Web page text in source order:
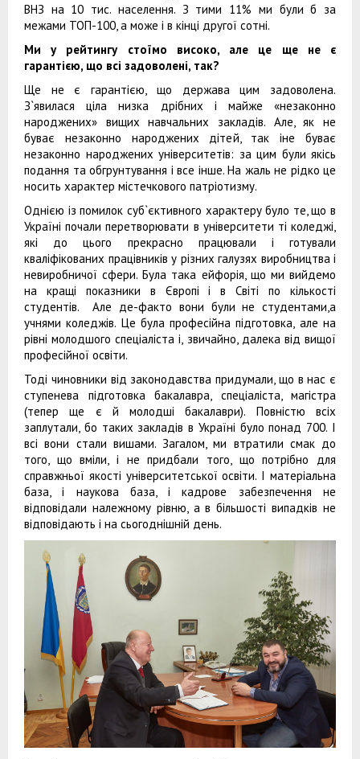
ВНЗ на 10 тис. населення. З тими 11% ми були б за
межами ТОП-100, а може і в кінці другої сотні.
Ми у рейтингу стоїмо високо, але це ще не є
гарантією, що всі задоволені, так?
Ще не є гарантією, що держава цим задоволена.
З`явилася ціла низка дрібних і майже «незаконно
народжених» вищих навчальних закладів. Але, як не
буває незаконно народжених дітей, так іне буває
незаконно народжених університетів: за цим були якісь
подання та обгрунтування і все інше. На жаль не рідко це
носить характер містечкового патріотизму.
Однією із помилок суб`єктивного характеру було те, що в
Україні почали перетворювати в університети ті коледжі,
які до цього прекрасно працювали і готували
кваліфікованих працівників у різних галузях виробництва і
невиробничої сфери. Була така ейфорія, що ми вийдемо
на кращі показники в Європі і в Світі по кількості
студентів. Але де-факто вони були не студентами,а
учнями коледжів. Це була професійна підготовка, але на
рівні молодшого спеціаліста і, звичайно, далека від вищої
професійної освіти.
Тоді чиновники від законодавства придумали, що в нас є
ступенева підготовка бакалавра, спеціаліста, магістра
(тепер ще є й молодші бакалаври). Повністю всіх
заплутали, бо таких закладів в Україні було понад 700. І
всі вони стали вишами. Загалом, ми втратили смак до
того, що вміли, і не придбали того, що потрібно для
справжньої якості університетської освіти. І матеріальна
база, і наукова база, і кадрове забезпечення не
відповідали належному рівню, а в більшості випадків не
відповідають і на сьогоднішній день.